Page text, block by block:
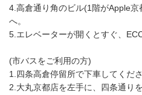
4.高倉通り角のビル(1階がApple
へ。
5.エレベーターが開くとすぐ、
(市バスをご利用の方)
1.四条高倉停留所で下車してくださ
2.大丸京都店を左手に、四条通り